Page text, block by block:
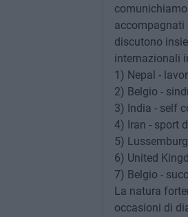
accompagnati
discutono
internazionali
1) Nepal -
2) Belgio -
3) India - self
4) Iran - sport
5)
6) United
7) Belgio -
La natura
occasioni di